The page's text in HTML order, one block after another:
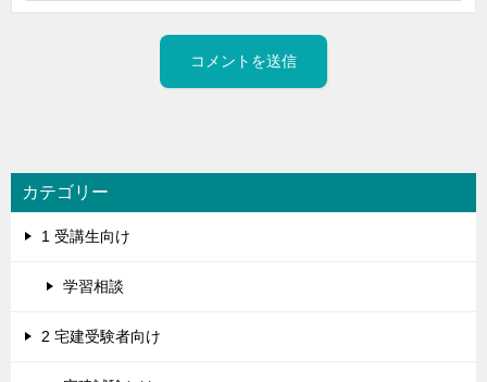
カテゴリー
1 受講生向け
学習相談
2 宅建受験者向け